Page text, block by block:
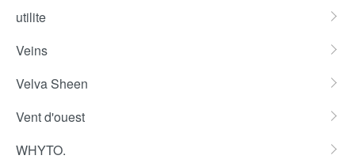
utilite
Veins
Velva Sheen
Vent d'ouest
WHYTO.